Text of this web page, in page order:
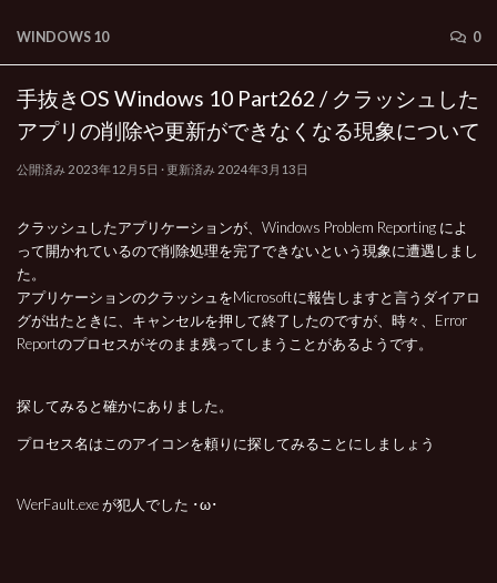
WINDOWS 10 0
手抜きOS Windows 10 Part262 / クラッシュした
アプリの削除や更新ができなくなる現象について
公開済み 2023年12月5日 · 更新済み 2024年3月13日
クラッシュしたアプリケーションが、Windows Problem Reporting によ
って開かれているので削除処理を完了できないという現象に遭遇しまし
た。
アプリケーションのクラッシュをMicrosoftに報告しますと言うダイアロ
グが出たときに、キャンセルを押して終了したのですが、時々、Error
Reportのプロセスがそのまま残ってしまうことがあるようです。
探してみると確かにありました。
プロセス名はこのアイコンを頼りに探してみることにしましょう
WerFault.exe が犯人でした ･ω･